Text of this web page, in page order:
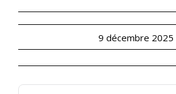
9 décembre 2025